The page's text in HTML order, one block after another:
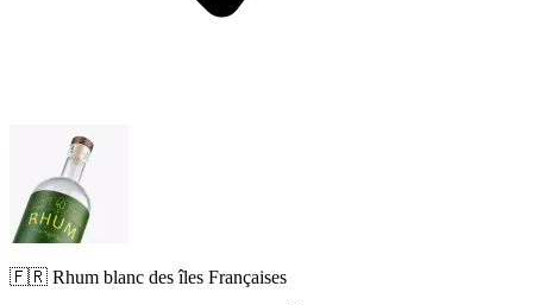
🇫🇷 Rhum blanc des îles Françaises